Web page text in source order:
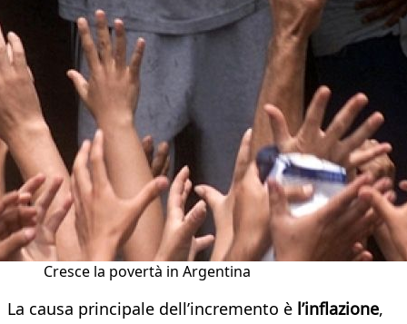
Cresce la povertà in Argentina
La causa principale dell’incremento è l’inflazione,